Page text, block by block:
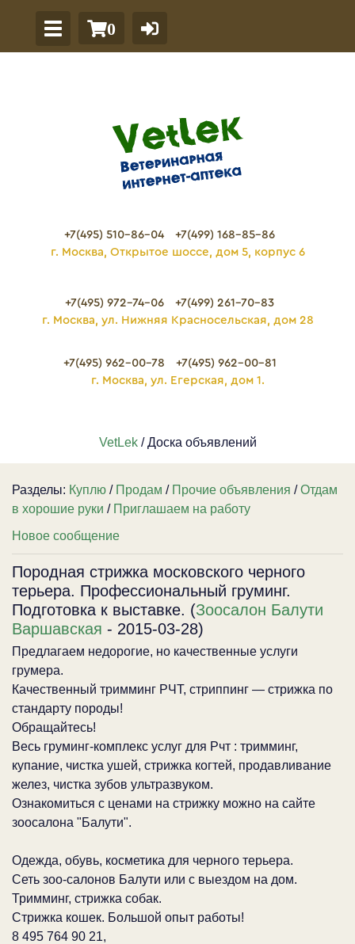
0
+7(495) 510-86-04
+7(499) 168-85-86
г. Москва, Открытое шоссе, дом 5, корпус 6
+7(495) 972-74-06
+7(499) 261-70-83
г. Москва, ул. Нижняя Красносельская, дом 28
+7(495) 962-00-78
+7(495) 962-00-81
г. Москва, ул. Егерская, дом 1.
VetLek/ Доска объявлений
Разделы: Куплю / Продам / Прочие объявления /Отдам
в хорошие руки / Приглашаем на работу
Новое сообщение
Породная стрижка московского черного
терьера. Профессиональный груминг.
Подготовка к выставке. (Зоосалон Балути
Варшавская - 2015-03-28)
Предлагаем недорогие, но качественные услуги
грумера.
Качественный тримминг РЧТ, стриппинг — стрижка по
стандарту породы!
Обращайтесь!
Весь груминг-комплекс услуг для Рчт : тримминг,
купание, чистка ушей, стрижка когтей, продавливание
желез, чистка зубов ультразвуком.
Ознакомиться с ценами на стрижку можно на сайте
зоосалона "Балути".
Одежда, обувь, косметика для черного терьера.
Сеть зоо-салонов Балути или с выездом на дом.
Тримминг, стрижка собак.
Стрижка кошек. Большой опыт работы!
8 495 764 90 21,